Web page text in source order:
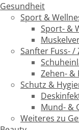
Gesundheit
Sport &
Sport- &
Sanfter Fuss- /
Zehen- &
Schutz &
Mund- &
Weiteres zu